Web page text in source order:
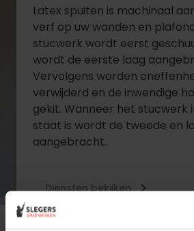
Latex spuiten is machinaal
verf op uw wanden en
stucwerk wordt eerst
wordt de eerste laag
Vervolgens worden
verwijderd en de inwendige
gekit. Wanneer het stucwerk
staat is wordt de tweede en
aangebracht.
Diensten bekijken